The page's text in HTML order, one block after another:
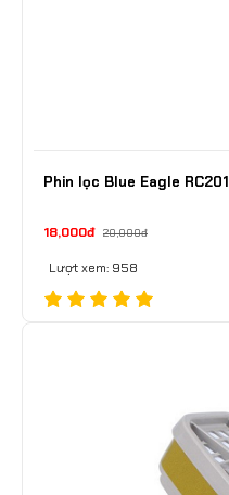
Phin lọc Blue Eagle RC201
18,000đ 20,000đ
Lượt xem: 958